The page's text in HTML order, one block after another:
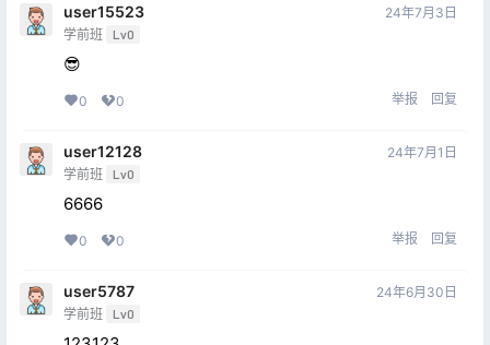
user15523
学前班 Lv0
24年7月3日
😎
0 0 举报 回复
user12128
学前班 Lv0
24年7月1日
6666
0 0 举报 回复
user5787
学前班 Lv0
24年6月30日